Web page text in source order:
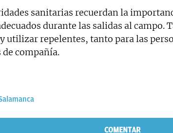
sanitarias recuerdan la
durante las salidas al campo.
utilizar repelentes, tanto para las
compañía.
COMENTAR